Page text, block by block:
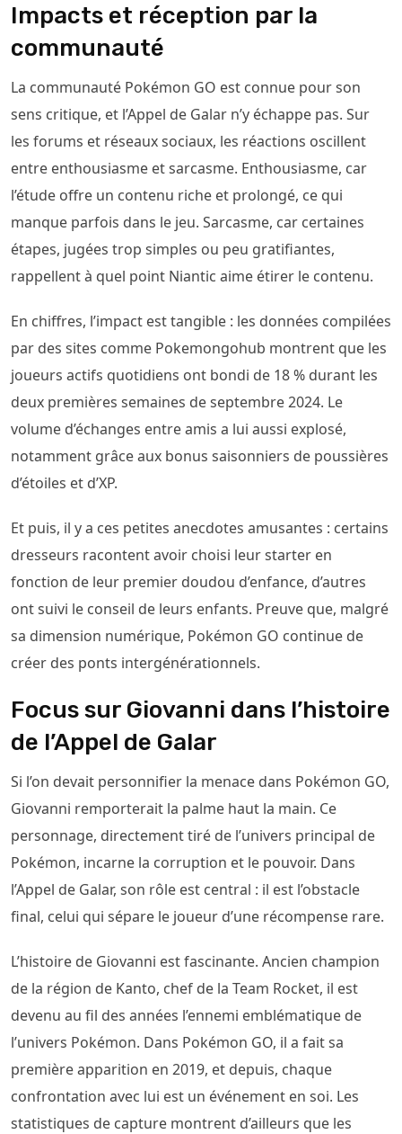
Impacts et réception par la
communauté
La communauté Pokémon GO est connue pour son
sens critique, et l’Appel de Galar n’y échappe pas. Sur
les forums et réseaux sociaux, les réactions oscillent
entre enthousiasme et sarcasme. Enthousiasme, car
l’étude offre un contenu riche et prolongé, ce qui
manque parfois dans le jeu. Sarcasme, car certaines
étapes, jugées trop simples ou peu gratifiantes,
rappellent à quel point Niantic aime étirer le contenu.
En chiffres, l’impact est tangible : les données compilées
par des sites comme Pokemongohub montrent que les
joueurs actifs quotidiens ont bondi de 18 % durant les
deux premières semaines de septembre 2024. Le
volume d’échanges entre amis a lui aussi explosé,
notamment grâce aux bonus saisonniers de poussières
d’étoiles et d’XP.
Et puis, il y a ces petites anecdotes amusantes : certains
dresseurs racontent avoir choisi leur starter en
fonction de leur premier doudou d’enfance, d’autres
ont suivi le conseil de leurs enfants. Preuve que, malgré
sa dimension numérique, Pokémon GO continue de
créer des ponts intergénérationnels.
Focus sur Giovanni dans l’histoire
de l’Appel de Galar
Si l’on devait personnifier la menace dans Pokémon GO,
Giovanni remporterait la palme haut la main. Ce
personnage, directement tiré de l’univers principal de
Pokémon, incarne la corruption et le pouvoir. Dans
l’Appel de Galar, son rôle est central : il est l’obstacle
final, celui qui sépare le joueur d’une récompense rare.
L’histoire de Giovanni est fascinante. Ancien champion
de la région de Kanto, chef de la Team Rocket, il est
devenu au fil des années l’ennemi emblématique de
l’univers Pokémon. Dans Pokémon GO, il a fait sa
première apparition en 2019, et depuis, chaque
confrontation avec lui est un événement en soi. Les
statistiques de capture montrent d’ailleurs que les